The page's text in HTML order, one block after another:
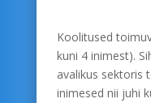
Koolitused
kuni 4 inimest).
avalikus sektoris
inimesed nii juhi